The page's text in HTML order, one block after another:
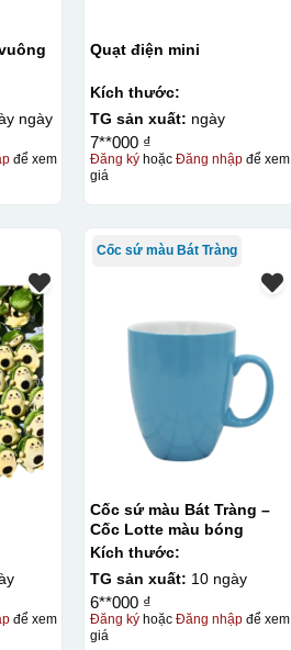
ngày
để xem
Quạt điện mini
Kích thước:
TG sản xuất: ngày
7**000 ₫
Đăng ký hoặcĐăng nhập để xem
giá
để xem
Cốc sứ màu Bát Tràng
Cốc sứ màu Bát Tràng –
Cốc Lotte màu bóng
Kích thước:
TG sản xuất: 10 ngày
6**000 ₫
Đăng ký hoặcĐăng nhập để xem
giá